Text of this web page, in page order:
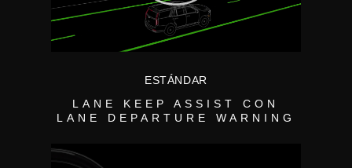
ESTÁNDAR
LANE KEEP ASSIST CON
LANE DEPARTURE WARNING